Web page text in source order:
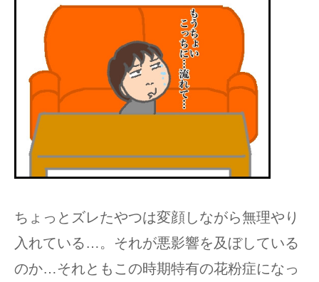
ちょっとズレたやつは変顔しながら無理やり
入れている…。それが悪影響を及ぼしている
のか…それともこの時期特有の花粉症になっ